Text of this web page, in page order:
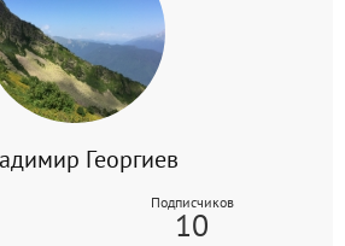
Георгиев
Подписчиков
10